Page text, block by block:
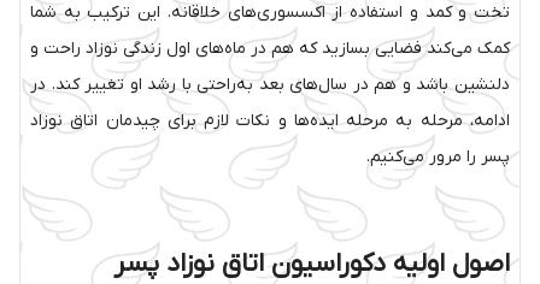
تخت و کمد و استفاده از اکسسوری‌های خلاقانه. این ترکیب به شما
کمک می‌کند فضایی بسازید که هم در ماه‌های اول زندگی نوزاد راحت و
دلنشین باشد و هم در سال‌های بعد به‌راحتی با رشد او تغییر کند. در
ادامه، مرحله به مرحله ایده‌ها و نکات لازم برای چیدمان اتاق نوزاد
پسر را مرور می‌کنیم.
اصول اولیه دکوراسیون اتاق نوزاد پسر